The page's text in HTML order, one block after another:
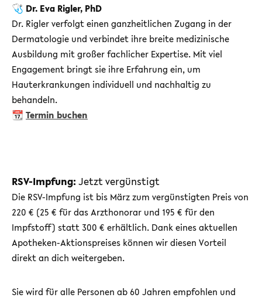
🩺 Dr. Eva Rigler, PhD
Dr. Rigler verfolgt einen ganzheitlichen Zugang in der
Dermatologie und verbindet ihre breite medizinische
Ausbildung mit großer fachlicher Expertise. Mit viel
Engagement bringt sie ihre Erfahrung ein, um
Hauterkrankungen individuell und nachhaltig zu
behandeln.
📆 Termin buchen
RSV-Impfung:Jetzt vergünstigt
Die RSV-Impfung ist bis März zum vergünstigten Preis von
220 € (25 € für das Arzthonorar und 195 € für den
Impfstoff) statt 300 € erhältlich. Dank eines aktuellen
Apotheken-Aktionspreises können wir diesen Vorteil
direkt an dich weitergeben.
Sie wird für alle Personen ab 60 Jahren empfohlen und